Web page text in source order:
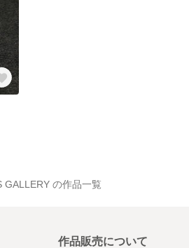
GALLERY の作品一覧
作品販売について